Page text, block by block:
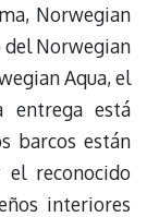
Norwegian
Norwegian
Aqua, el
entrega está
barcos están
el reconocido
interiores